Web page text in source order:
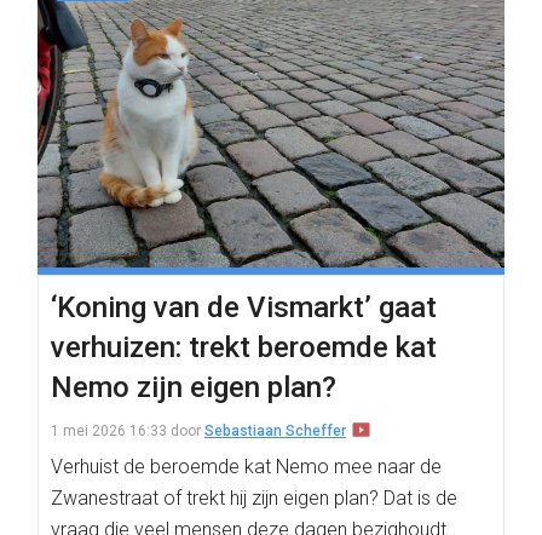
‘Koning van de Vismarkt’ gaat
verhuizen: trekt beroemde kat
Nemo zijn eigen plan?
1 mei 2026 16:33 door Sebastiaan Scheffer
Verhuist de beroemde kat Nemo mee naar de
Zwanestraat of trekt hij zijn eigen plan? Dat is de
vraag die veel mensen deze dagen bezighoudt.